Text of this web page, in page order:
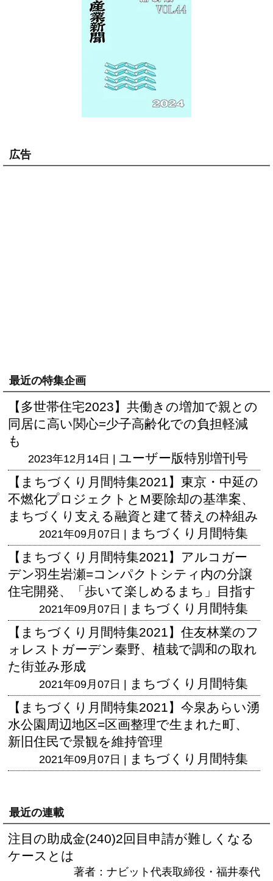
広告
最近の特集企画
【多世帯住宅2023】共働きの増加で親との
同居に高い関心=少子高齢化での負担軽減
も
2023年12月14日 | ユーザー版特別増刊号
【まちづくり月間特集2021】東京・中延の
不燃化プロジェクトとM要除却の基準案、
まちづくり支える融資と建て替えの枠組み
2021年09月07日 | まちづくり月間特集
【まちづくり月間特集2021】アルコガー
デン羽生岩瀬=コンパクトシティ内の分譲
住宅開発、「歩いて楽しめるまち」目指す
2021年09月07日 | まちづくり月間特集
【まちづくり月間特集2021】住友林業のフ
ォレストガーデン秦野、植栽で調和の取れ
た街並み形成
2021年09月07日 | まちづくり月間特集
【まちづくり月間特集2021】今泉あらい湧
水公園周辺地区=区画整理で生まれた町、
新旧住民で景観を維持管理
2021年09月07日 | まちづくり月間特集
最近の連載
注目の助成金(240)2回目申請が難しくなる
ケースとは
著者：ナビット代表取締役・福井泰代